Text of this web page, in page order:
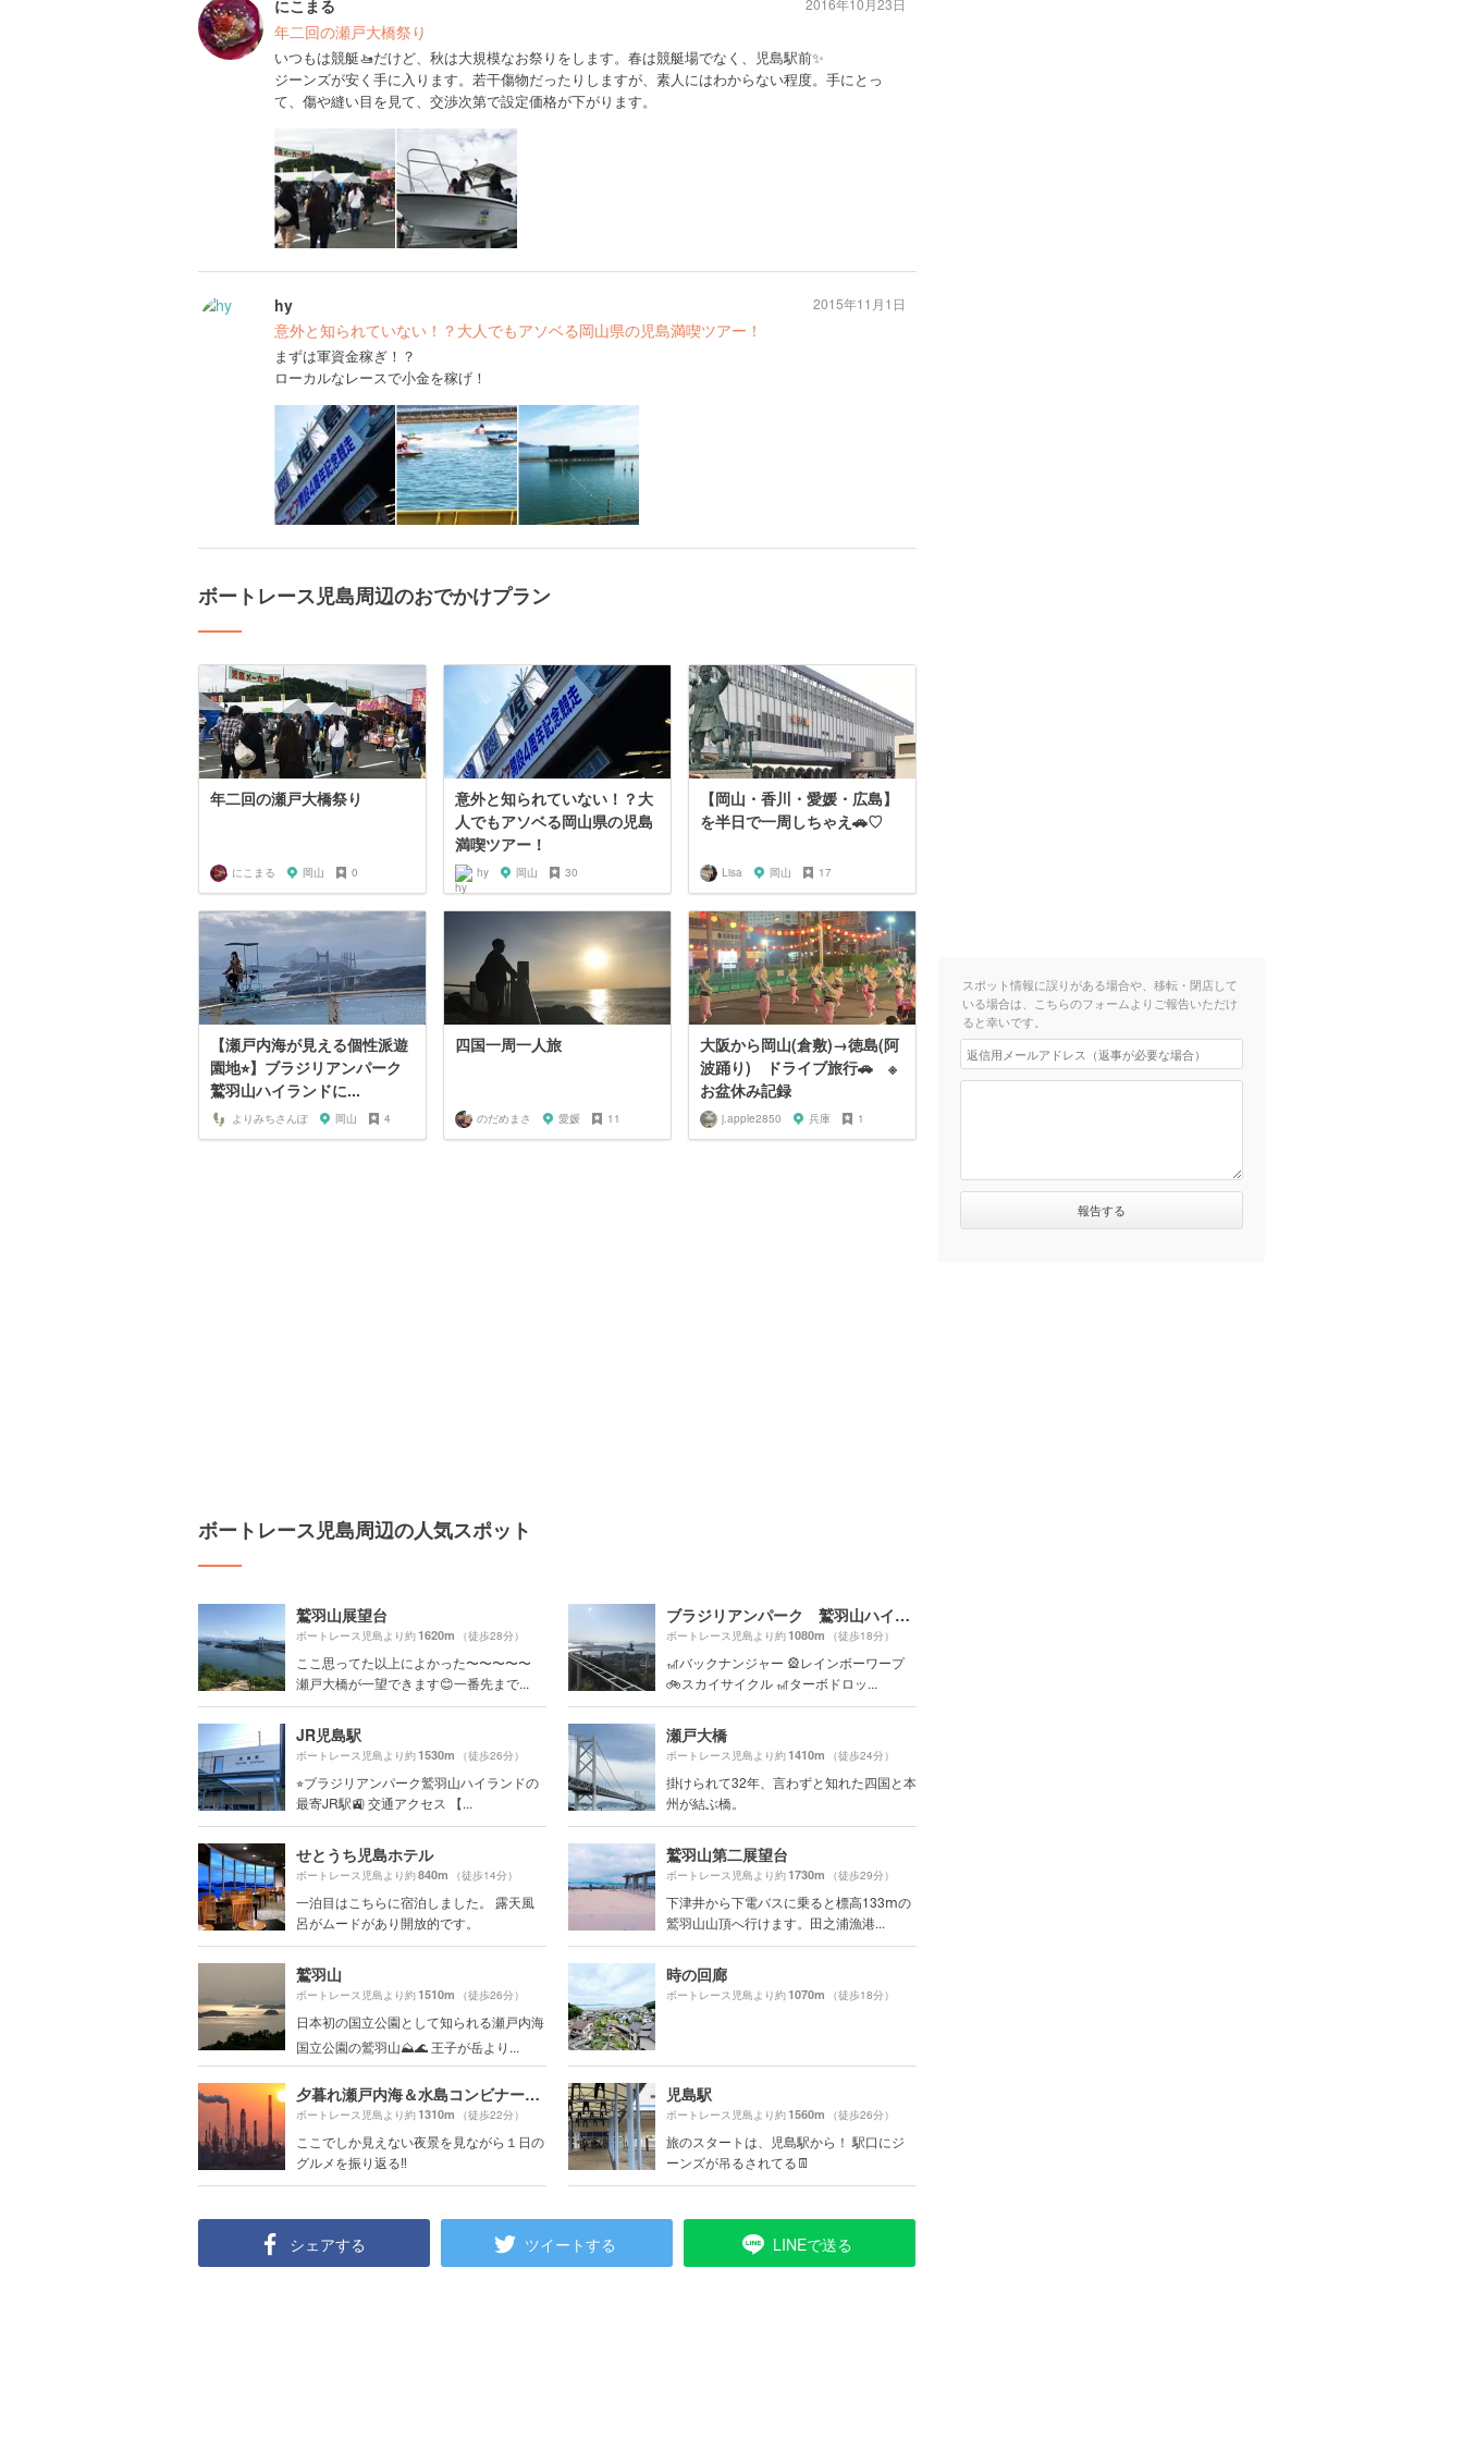
にこまる
年二回の瀬戸大橋祭り
いつもは競艇🚤だけど、秋は大規模なお祭りをします。春は競艇場でなく、児島駅前✨
ジーンズが安く手に入ります。若干傷物だったりしますが、素人にはわからない程度。手にとっ
て、傷や縫い目を見て、交渉次第で設定価格が下がります。
2016年10月23日
hy
意外と知られていない！？大人でもアソベる岡山県の児島満喫ツアー！
まずは軍資金稼ぎ！？
ローカルなレースで小金を稼げ！
2015年11月1日
ボートレース児島周辺のおでかけプラン
年二回の瀬戸大橋祭り
にこまる 岡山 0
意外と知られていない！？大
人でもアソベる岡山県の児島
満喫ツアー！
hy 岡山 30
【岡山・香川・愛媛・広島】
を半日で一周しちゃえ🚗♡
Lisa 岡山 17
【瀬戸内海が見える個性派遊
園地⭐︎】ブラジリアンパーク
鷲羽山ハイランドに...
よりみちさんぽ 岡山 4
四国一周一人旅
のだめまさ 愛媛 11
大阪から岡山(倉敷)→徳島(阿
波踊り) ドライブ旅行🚗 ※
お盆休み記録
j.apple2850 兵庫 1
ボートレース児島周辺の人気スポット
鷲羽山展望台
ボートレース児島より約1620m （徒歩28分）
ここ思ってた以上によかった〜〜〜〜〜
瀬戸大橋が一望できます😊一番先まで...
ブラジリアンパーク 鷲羽山ハイランド
ボートレース児島より約1080m （徒歩18分）
🎢バックナンジャー 🎡レインボーワープ
🚲スカイサイクル 🎢ターボドロッ...
JR児島駅
ボートレース児島より約1530m （徒歩26分）
⭐︎ブラジリアンパーク鷲羽山ハイランドの
最寄JR駅🚉 交通アクセス 【...
瀬戸大橋
ボートレース児島より約1410m （徒歩24分）
掛けられて32年、言わずと知れた四国と本
州が結ぶ橋。
せとうち児島ホテル
ボートレース児島より約840m （徒歩14分）
一泊目はこちらに宿泊しました。 露天風
呂がムードがあり開放的です。
鷲羽山第二展望台
ボートレース児島より約1730m （徒歩29分）
下津井から下電バスに乗ると標高133ⅿの
鷲羽山山頂へ行けます。田之浦漁港...
鷲羽山
ボートレース児島より約1510m （徒歩26分）
日本初の国立公園として知られる瀬戸内海
国立公園の鷲羽山⛰🌊 王子が岳より...
時の回廊
ボートレース児島より約1070m （徒歩18分）
夕暮れ瀬戸内海＆水島コンビナート夜景クルーズ
ボートレース児島より約1310m （徒歩22分）
ここでしか見えない夜景を見ながら１日の
グルメを振り返る‼︎
児島駅
ボートレース児島より約1560m （徒歩26分）
旅のスタートは、児島駅から！ 駅口にジ
ーンズが吊るされてる👖
シェアする ツイートする LINEで送る
スポット情報に誤りがある場合や、移転・閉店して
いる場合は、こちらのフォームよりご報告いただけ
ると幸いです。